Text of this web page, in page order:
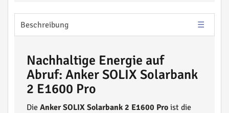
Beschreibung
Nachhaltige Energie auf
Abruf: Anker SOLIX Solarbank
2 E1600 Pro
Die Anker SOLIX Solarbank 2 E1600 Pro ist die